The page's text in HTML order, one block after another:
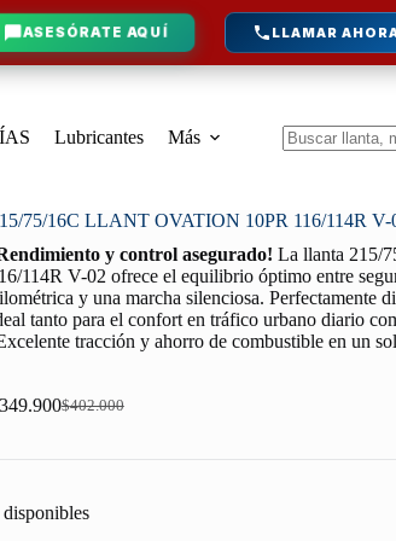
ASESÓRATE AQUÍ LLAMAR
Lubricantes
Más
75/16C LLANT OVATION 10PR 116/114R V-
y control asegurado! La llanta 215/
114R V-02 ofrece el equilibrio óptimo entre
y una marcha silenciosa. Perfectamente
tanto para el confort en tráfico urbano diario
tracción y ahorro de combustible en un
$402.000
Original
was:
Current
is:
disponibles